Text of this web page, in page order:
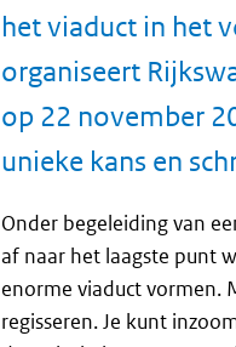
het viaduct in het
organiseert
op 22 november
unieke kans en
Onder begeleiding van
af naar het laagste punt
enorme viaduct vormen.
regisseren. Je kunt